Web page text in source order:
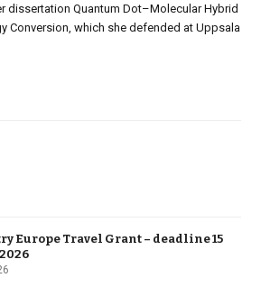
dissertation Quantum Dot–Molecular Hybrid
Conversion, which she defended at Uppsala
Europe Travel Grant – deadline 15